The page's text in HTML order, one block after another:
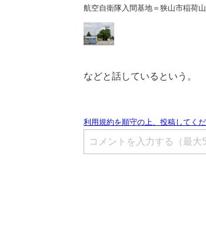
航空自衛隊入間基地＝狭山市稲荷山
などと話しているという。